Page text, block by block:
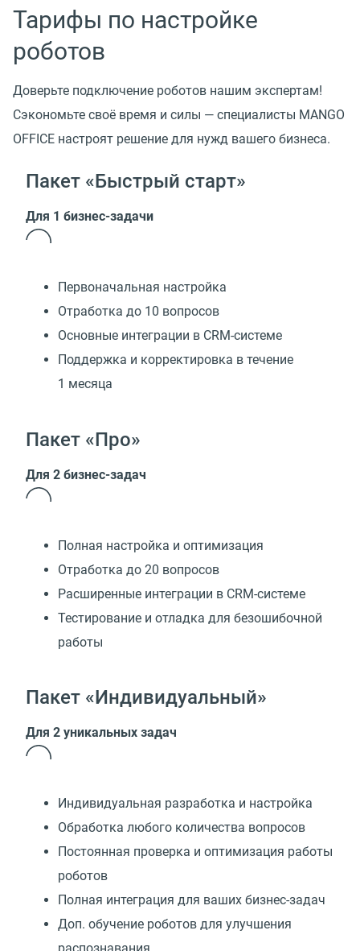
Тарифы по настройке
роботов
Доверьте подключение роботов нашим экспертам!
Сэкономьте своё время и силы — специалисты MANGO
OFFICE настроят решение для нужд вашего бизнеса.
Пакет «Быстрый старт»
Для 1 бизнес-задачи
Первоначальная настройка
Отработка до 10 вопросов
Основные интеграции в CRM-системе
Поддержка и корректировка в течение
1 месяца
Пакет «Про»
Для 2 бизнес-задач
Полная настройка и оптимизация
Отработка до 20 вопросов
Расширенные интеграции в CRM-системе
Тестирование и отладка для безошибочной
работы
Пакет «Индивидуальный»
Для 2 уникальных задач
Индивидуальная разработка и настройка
Обработка любого количества вопросов
Постоянная проверка и оптимизация работы
роботов
Полная интеграция для ваших бизнес-задач
Доп. обучение роботов для улучшения